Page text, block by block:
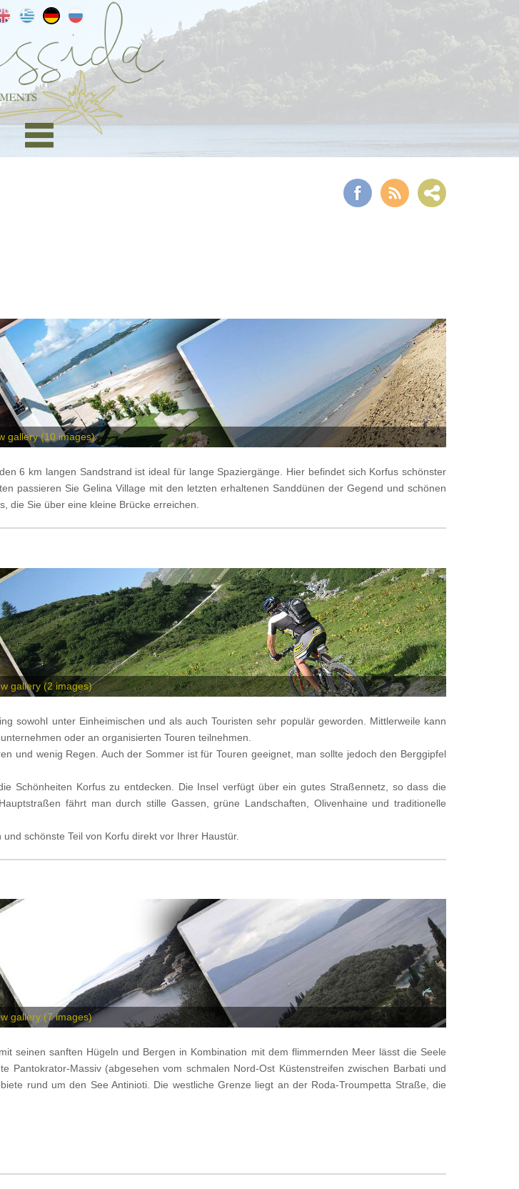
gallery (10 images)
6 km langen Sandstrand ist ideal für lange Spaziergänge. Hier befindet sich Korfus schönster
passieren Sie Gelina Village mit den letzten erhaltenen Sanddünen der Gegend und schönen
die Sie über eine kleine Brücke erreichen.
gallery (2images)
sowohl unter Einheimischen und als auch Touristen sehr populär geworden. Mittlerweile kann
oder an organisierten Touren teilnehmen.
und wenig Regen. Auch der Sommer ist für Touren geeignet, man sollte jedoch den Berggipfel
Schönheiten Korfus zu entdecken. Die Insel verfügt über ein gutes Straßennetz, so dass die
fährt man durch stille Gassen, grüne Landschaften, Olivenhaine und traditionelle
schönste Teil von Korfu direkt vor Ihrer Haustür.
gallery (7images)
seinen sanften Hügeln und Bergen in Kombination mit dem flimmernden Meer lässt die Seele
Pantokrator-Massiv (abgesehen vom schmalen Nord-Ost Küstenstreifen zwischen Barbati und
rund um den See Antinioti. Die westliche Grenze liegt an der Roda-Troumpetta Straße, die